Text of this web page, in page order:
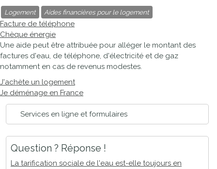
Logement Aides financières pour le logement
Facture de téléphone
Chèque énergie
Une aide peut être attribuée pour alléger le montant des
factures d'eau, de téléphone, d'électricité et de gaz
notamment en cas de revenus modestes.
J'achète un logement
Je déménage en France
Services en ligne et formulaires
Question ? Réponse !
La tarification sociale de l'eau est-elle toujours en